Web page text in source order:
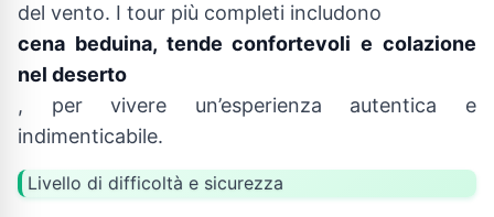
del vento. I tour più completi includono
cena beduina, tende confortevoli e colazione
nel deserto
, per vivere un’esperienza autentica e
indimenticabile.
Livello di difficoltà e sicurezza